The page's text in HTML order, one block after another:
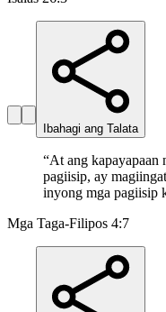
Ibahagi ang Talata
“At ang kapayapaan
pagiisip, ay
inyong mga pagiisip
Mga Taga-Filipos 4:7